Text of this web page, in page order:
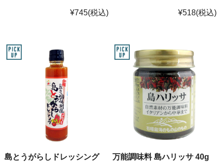
¥745(税込) ¥518(税込)
島とうがらしドレッシング
万能調味料 島ハリッサ 40g